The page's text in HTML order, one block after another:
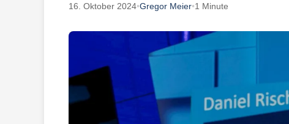
16. Oktober 2024•Gregor Meier•1 Minute